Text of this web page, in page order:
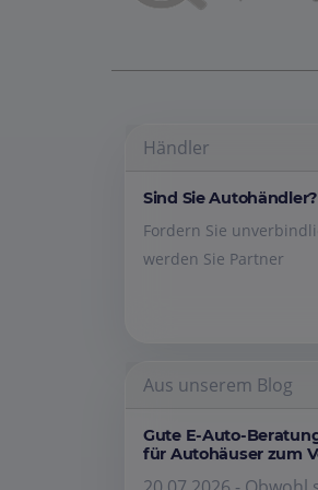
Händler
Sind Sie Autohändler?
Fordern Sie
werden Sie Partner
Aus unserem Blog
Gute E-Auto-
für Autohäuser zum